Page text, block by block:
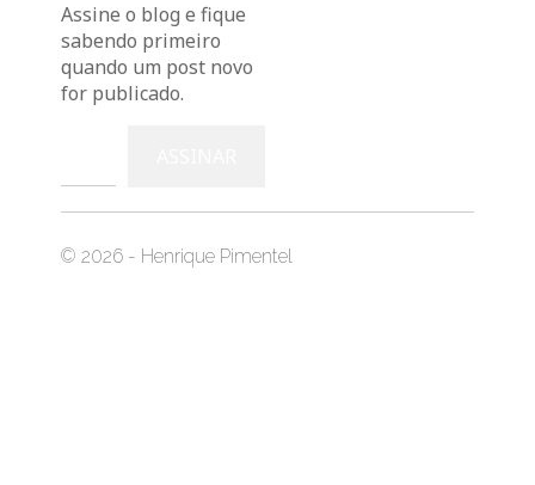
Assine o blog e fique
sabendo primeiro
quando um post novo
for publicado.
© 2026 - Henrique Pimentel